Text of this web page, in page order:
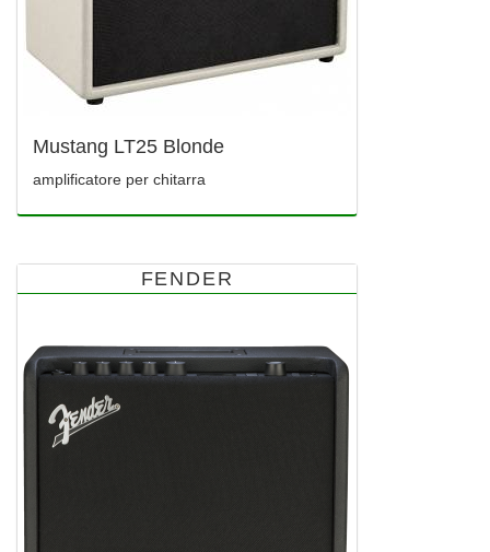
Mustang LT25 Blonde
amplificatore per chitarra
FENDER